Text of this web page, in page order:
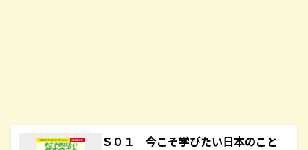
Ｓ０１ 今こそ学びたい日本のこと